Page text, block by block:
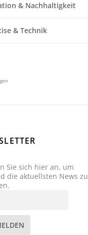
& Nachhaltigkeit
& Technik
Sie sich hier an, um
die aktuellsten News zu